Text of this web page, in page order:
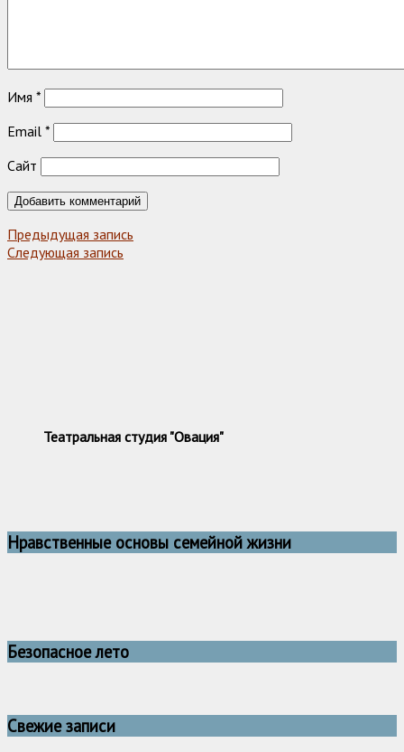
Имя *
Email *
Сайт
Предыдущая запись
Следующая запись
Театральная студия "Овация"
Нравственные основы семейной жизни
Безопасное лето
Свежие записи